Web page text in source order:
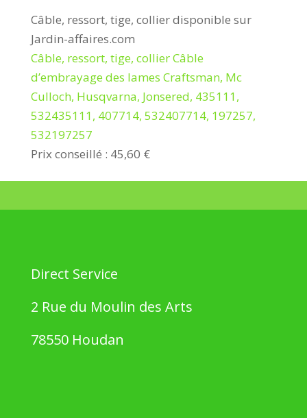
Câble, ressort, tige, collier disponible sur
Jardin-affaires.com
Câble, ressort, tige, collier Câble
d’embrayage des lames Craftsman, Mc
Culloch, Husqvarna, Jonsered, 435111,
532435111, 407714, 532407714, 197257,
532197257
Prix conseillé : 45,60 €
Direct Service
2 Rue du Moulin des Arts
78550 Houdan